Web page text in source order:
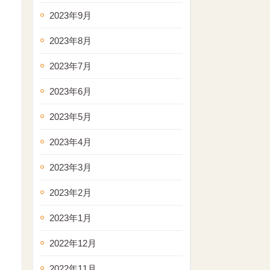
2023年9月
2023年8月
2023年7月
2023年6月
2023年5月
2023年4月
2023年3月
2023年2月
2023年1月
2022年12月